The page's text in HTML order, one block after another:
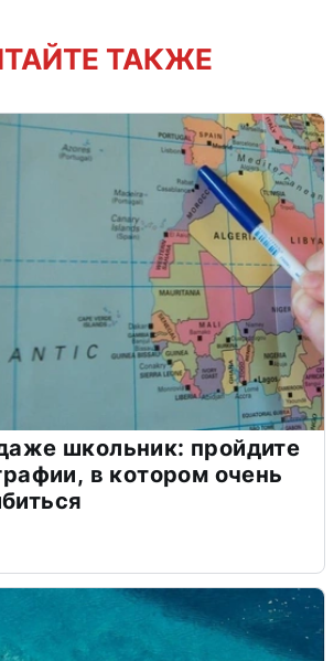
ТАКЖЕ
школьник: пройдите
в котором очень